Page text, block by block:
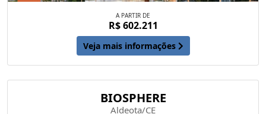
A PARTIR DE
R$ 602.211
Veja mais informações
BIOSPHERE
Aldeota/CE